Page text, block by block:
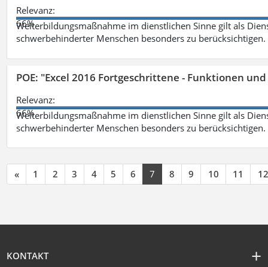
Relevanz:
66%
Weiterbildungsmaßnahme im dienstlichen Sinne gilt als
schwerbehinderter Menschen besonders zu berücksichtigen.
POE: "Excel 2016 Fortgeschrittene - Funktionen
Relevanz:
66%
Weiterbildungsmaßnahme im dienstlichen Sinne gilt als
schwerbehinderter Menschen besonders zu berücksichtigen.
« 1 2 3 4 5 6 7 8 9 10 11 12
KONTAKT